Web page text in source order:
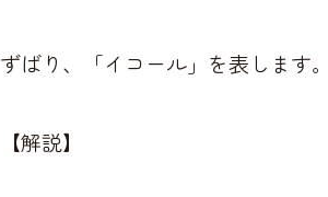
ずばり、「イコール」を表します。
【解説】